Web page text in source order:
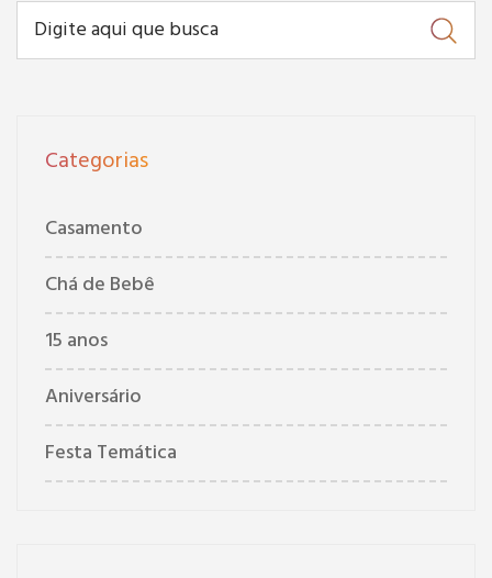
Categorias
Casamento
Chá de Bebê
15 anos
Aniversário
Festa Temática